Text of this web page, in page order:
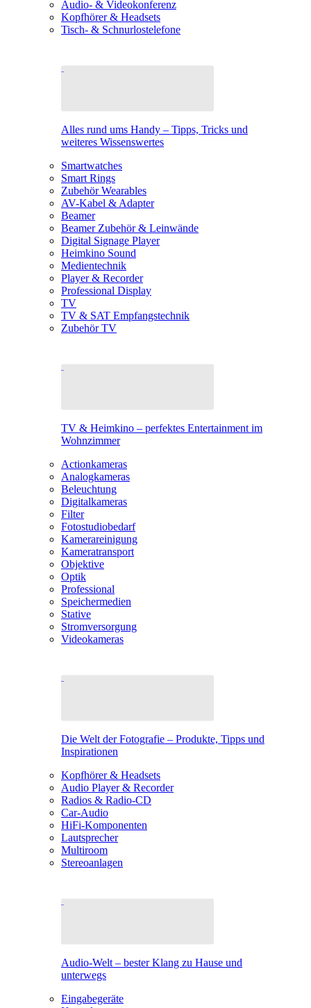
Audio- & Videokonferenz
Kopfhörer & Headsets
Tisch- & Schnurlostelefone
Alles rund ums Handy – Tipps, Tricks und
weiteres Wissenswertes
Smartwatches
Smart Rings
Zubehör Wearables
AV-Kabel & Adapter
Beamer
Beamer Zubehör & Leinwände
Digital Signage Player
Heimkino Sound
Medientechnik
Player & Recorder
Professional Display
TV
TV & SAT Empfangstechnik
Zubehör TV
TV & Heimkino – perfektes Entertainment im
Wohnzimmer
Actionkameras
Analogkameras
Beleuchtung
Digitalkameras
Filter
Fotostudiobedarf
Kamerareinigung
Kameratransport
Objektive
Optik
Professional
Speichermedien
Stative
Stromversorgung
Videokameras
Die Welt der Fotografie – Produkte, Tipps und
Inspirationen
Kopfhörer & Headsets
Audio Player & Recorder
Radios & Radio-CD
Car-Audio
HiFi-Komponenten
Lautsprecher
Multiroom
Stereoanlagen
Audio-Welt – bester Klang zu Hause und
unterwegs
Eingabegeräte